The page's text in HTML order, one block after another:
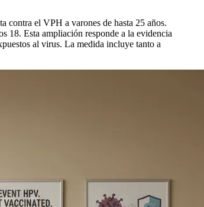
contra el VPH a varones de hasta 25 años.
18. Esta ampliación responde a la evidencia
al virus. La medida incluye tanto a